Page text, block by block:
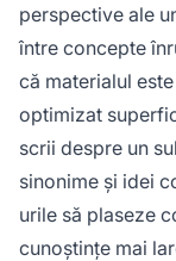
perspective ale
între concepte
că materialul
optimizat
scrii despre un
sinonime și idei
urile să plaseze
cunoștințe mai